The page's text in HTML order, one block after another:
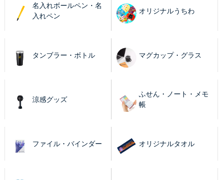
名入れボールペン・名
入れペン
オリジナルうちわ
タンブラー・ボトル マグカップ・グラス
涼感グッズ
ふせん・ノート・メモ
帳
ファイル・バインダー オリジナルタオル